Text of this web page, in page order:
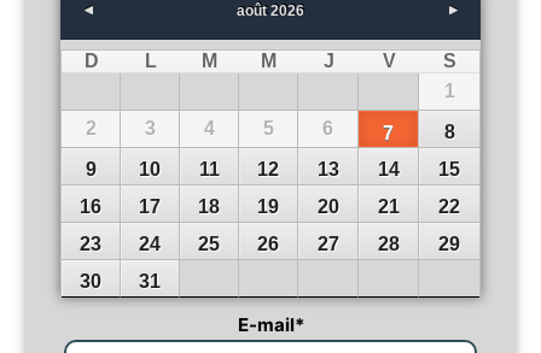
août 2026
D L M M J V
S
1
2
3 4 5 6 7
8
9
10 11 12 13 14
15
16
17 18 19 20 21
22
23
24 25 26 27 28
29
30
31
E-mail*